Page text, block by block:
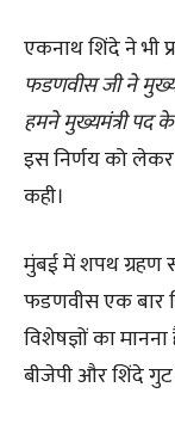
एकनाथ शिंदे ने भी
फडणवीस जी ने
हमने मुख्यमंत्री पद
इस निर्णय को लेकर
कही।
मुंबई में शपथ ग्रहण
फडणवीस एक बार
विशेषज्ञों का
बीजेपी और शिंदे